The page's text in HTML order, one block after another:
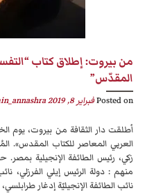
من بيروت: إطلاق كتاب
المقدّس”
Posted onفبراير 8, 2019 by
العربي المعاصر للكتاب المقدس».
زكي، رئيس الطائفة الإنجيلية
منهم : دولة الرئيس إيلي الفرزلي،
نائب الطائفة الإنجيليّة إدغار